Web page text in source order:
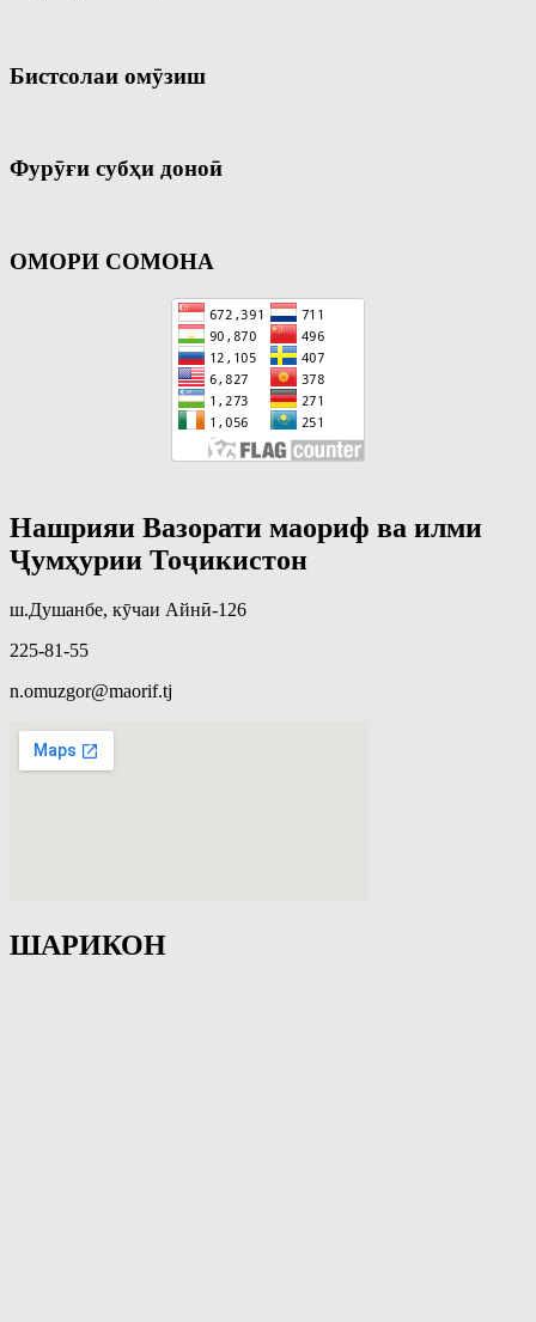
Бистсолаи омӯзиш
Фурӯғи субҳи доноӣ
ОМОРИ СОМОНА
Нашрияи Вазорати маориф ва илми
Ҷумҳурии Тоҷикистон
ш.Душанбе, кӯчаи Айнӣ-126
225-81-55
n.omuzgor@maorif.tj
ШАРИКОН